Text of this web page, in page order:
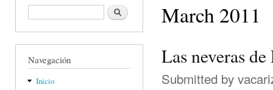
Formulario de búsquedaBuscar
Navegación
Inicio
March 2011
Las neveras
Submitted by